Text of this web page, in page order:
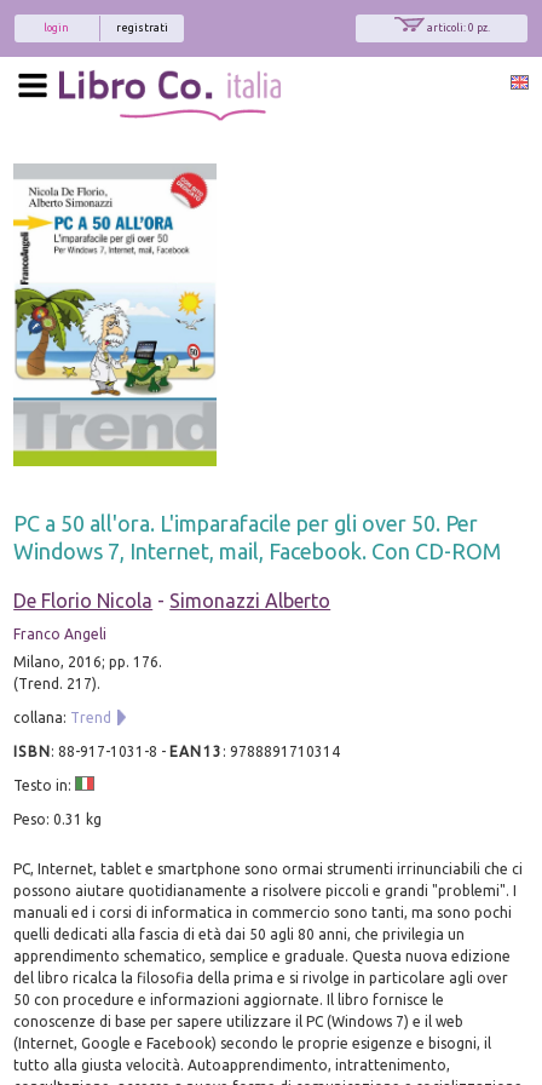
articoli: 0 pz.
registrati
login
PC a 50 all'ora. L'imparafacile per gli over 50. Per
Windows 7, Internet, mail, Facebook. Con CD-ROM
De Florio Nicola - Simonazzi Alberto
Franco Angeli
Milano, 2016; pp. 176.
(Trend. 217).
collana: Trend
ISBN:88-917-1031-8 - EAN13 :9788891710314
Testo in:
Peso: 0.31 kg
PC, Internet, tablet e smartphone sono ormai strumenti irrinunciabili che ci
possono aiutare quotidianamente a risolvere piccoli e grandi "problemi". I
manuali ed i corsi di informatica in commercio sono tanti, ma sono pochi
quelli dedicati alla fascia di età dai 50 agli 80 anni, che privilegia un
apprendimento schematico, semplice e graduale. Questa nuova edizione
del libro ricalca la filosofia della prima e si rivolge in particolare agli over
50 con procedure e informazioni aggiornate. Il libro fornisce le
conoscenze di base per sapere utilizzare il PC (Windows 7) e il web
(Internet, Google e Facebook) secondo le proprie esigenze e bisogni, il
tutto alla giusta velocità. Autoapprendimento, intrattenimento,